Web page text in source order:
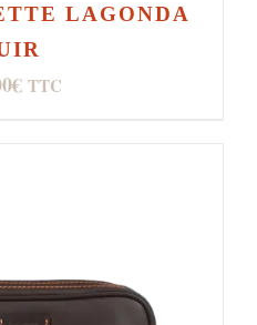
LAGONDA
€ TTC